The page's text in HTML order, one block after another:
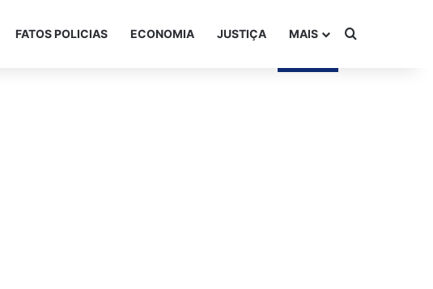
FATOS POLICIAS ECONOMIA JUSTIÇA MAIS Procurar